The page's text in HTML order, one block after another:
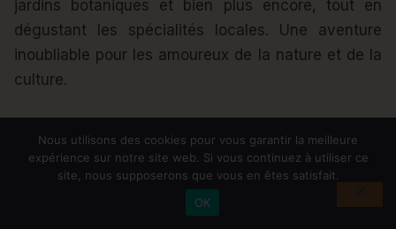
jardins botaniques et bien plus encore, tout en
dégustant les spécialités locales. Une aventure
inoubliable pour les amoureux de la nature et de la
culture.
L’EXPÉRIENCE SUD EVASION
Nous utilisons des cookies pour vous garantir la meilleure
expérience sur notre site web. Si vous continuez à utiliser ce
site, nous supposerons que vous en êtes satisfait.
OK